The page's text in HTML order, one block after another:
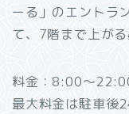
ーる」のエントラ
て、7階まで上がる
料金：8:00～
最大料金は駐車後